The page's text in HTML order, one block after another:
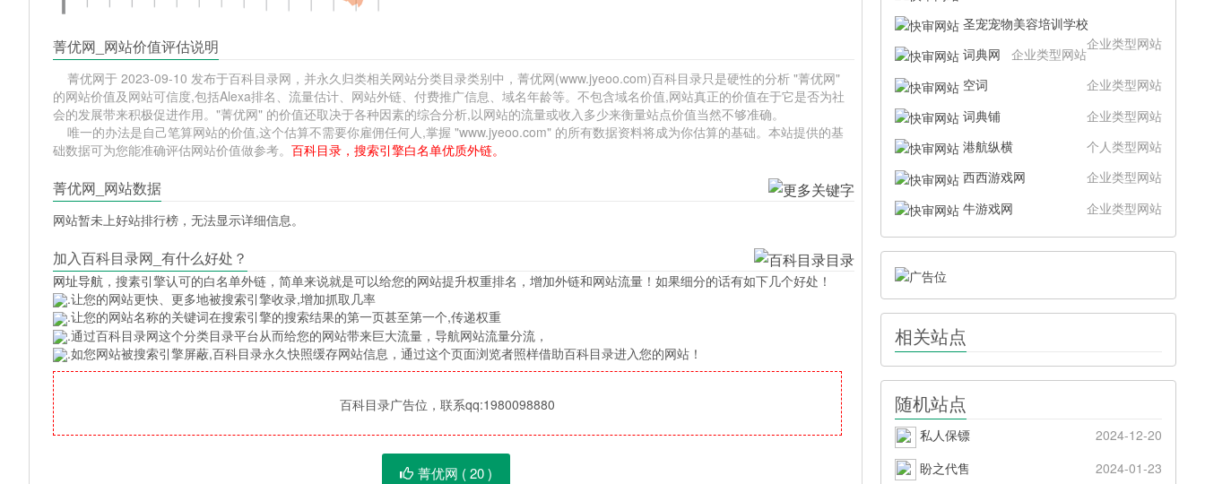
菁优网_网站价值评估说明
菁优网于 2023-09-10 发布于百科目录网，并永久归类相关网站分类目录类别中，菁优网(www.jyeoo.com)百科目录只是硬性的分析 "菁优网"
的网站价值及网站可信度,包括Alexa排名、流量估计、网站外链、付费推广信息、域名年龄等。不包含域名价值,网站真正的价值在于它是否为社
会的发展带来积极促进作用。"菁优网" 的价值还取决于各种因素的综合分析,以网站的流量或收入多少来衡量站点价值当然不够准确。
唯一的办法是自己笔算网站的价值,这个估算不需要你雇佣任何人,掌握 "www.jyeoo.com" 的所有数据资料将成为你估算的基础。本站提供的基
础数据可为您能准确评估网站价值做参考。百科目录，搜索引擎白名单优质外链。
菁优网_网站数据
网站暂未上好站排行榜，无法显示详细信息。
加入百科目录网_有什么好处？
网址导航 ，搜素引擎认可的白名单外链，简单来说就是可以给您的网站提升权重排名，增加外链和网站流量！如果细分的话有如下几个好处！
.让您的网站更快、更多地被搜索引擎收录,增加抓取几率
.让您的网站名称的关键词在搜索引擎的搜索结果的第一页甚至第一个,传递权重
.通过百科目录网这个分类目录平台从而给您的网站带来巨大流量，导航网站流量分流，
.如您网站被搜索引擎屏蔽,百科目录永久快照缓存网站信息，通过这个页面浏览者照样借助百科目录进入您的网站！
百科目录广告位，联系qq:1980098880
菁优网 ( 20)
圣宠宠物美容培训学校
企业类型网站
词典网
企业类型网站
空词
企业类型网站
词典铺
企业类型网站
港航纵横
个人类型网站
西西游戏网
企业类型网站
牛游戏网
企业类型网站
相关站点
随机站点
私人保镖
2024-12-20
盼之代售
2024-01-23